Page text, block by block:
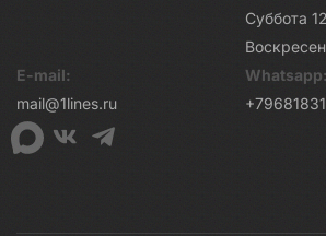
Суббота
E-mail:
mail@1lines.ru
Whatsapp: